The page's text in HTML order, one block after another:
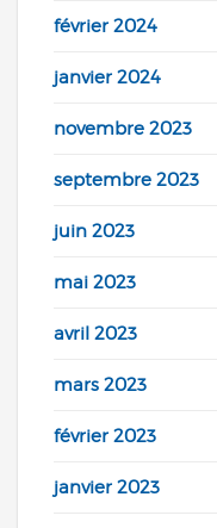
février 2024
janvier 2024
novembre 2023
septembre 2023
juin 2023
mai 2023
avril 2023
mars 2023
février 2023
janvier 2023